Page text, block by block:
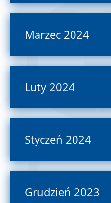
Marzec 2024
Luty 2024
Styczeń 2024
Grudzień 2023